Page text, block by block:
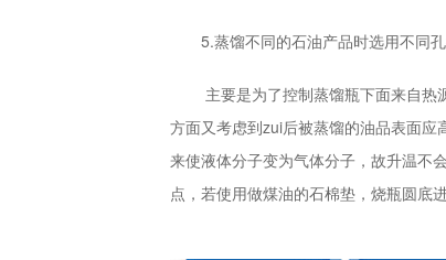
5.蒸馏不同的石油产品时选用不同孔
主要是为了控制蒸馏瓶下面来自热源
方面又考虑到zui后被蒸馏的油品表面
来使液体分子变为气体分子，故升温不
点，若使用做煤油的石棉垫，烧瓶圆底